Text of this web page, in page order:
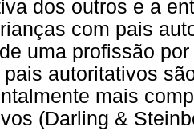
dos outros e a
com pais
uma profissão
autoritativos
mais
(Darling &